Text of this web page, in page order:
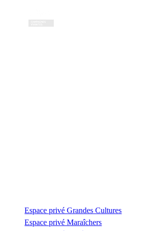
Espace privé Grandes Cultures
Espace privé Maraîchers